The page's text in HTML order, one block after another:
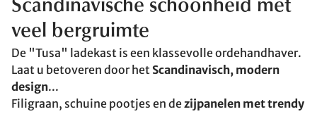
Scandinavische schoonheid met
veel bergruimte
De "Tusa" ladekast is een klassevolle ordehandhaver.
Laat u betoveren door het Scandinavisch, modern
design...
Filigraan, schuine pootjes en dezijpanelen met trendy